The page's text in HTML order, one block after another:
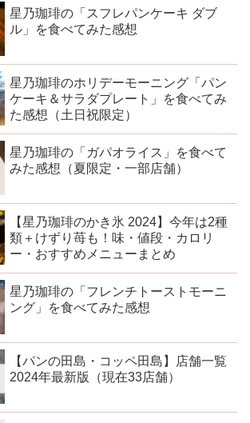
星乃珈琲の「スフレパンケーキ ダブ
ル」を食べてみた感想
星乃珈琲のホリデーモーニング「パン
ケーキ＆サラダプレート」を食べてみ
た感想（土日祝限定）
星乃珈琲の「ガパオライス」を食べて
みた感想（夏限定・一部店舗）
【星乃珈琲のかき氷 2024】今年は2種
類＋けずり苺も！味・値段・カロリ
ー・おすすめメニューまとめ
星乃珈琲の「フレンチトーストモーニ
ング」を食べてみた感想
【パンの田島・コッペ田島】店舗一覧
2024年最新版（現在33店舗）